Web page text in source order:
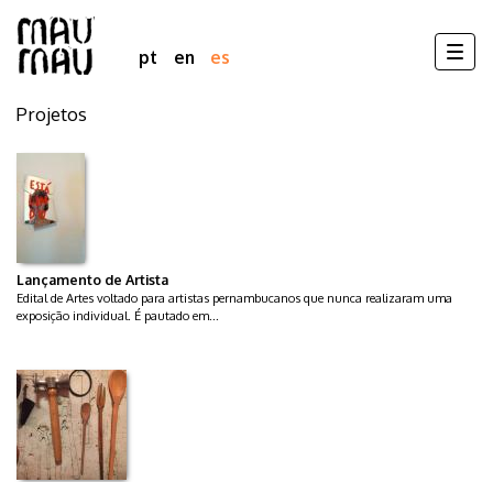
Pasar
contenido
principal
pt en es
Projetos
Lançamento de Artista
Edital de Artes voltado para artistas pernambucanos que nunca realizaram uma
exposição individual. É pautado em...